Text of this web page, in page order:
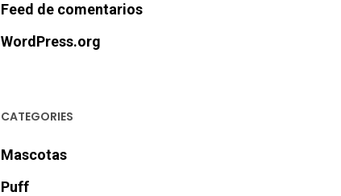
Feed de comentarios
WordPress.org
CATEGORIES
Mascotas
Puff